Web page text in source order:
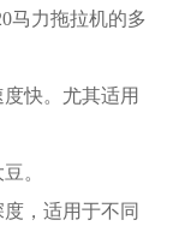
马力拖拉机的多
快。尤其适用
。
，适用于不同